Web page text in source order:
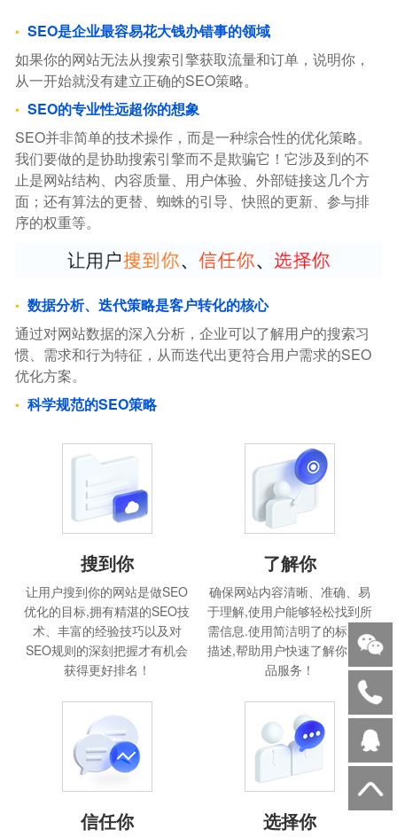
SEO是企业最容易花大钱办错事的领域
如果你的网站无法从搜索引擎获取流量和订单，说明你，
从一开始就没有建立正确的SEO策略。
SEO的专业性远超你的想象
SEO并非简单的技术操作，而是一种综合性的优化策略。
我们要做的是协助搜索引擎而不是欺骗它！它涉及到的不
止是网站结构、内容质量、用户体验、外部链接这几个方
面；还有算法的更替、蜘蛛的引导、快照的更新、参与排
序的权重等。
数据分析、迭代策略是客户转化的核心
通过对网站数据的深入分析，企业可以了解用户的搜索习
惯、需求和行为特征，从而迭代出更符合用户需求的SEO
优化方案。
科学规范的SEO策略
搜到你
让用户搜到你的网站是做SEO
优化的目标,拥有精湛的SEO技
术、丰富的经验技巧以及对
SEO规则的深刻把握才有机会
获得更好排名！
了解你
确保网站内容清晰、准确、易
于理解,使用户能够轻松找到所
需信息.使用简洁明了的标题和
描述,帮助用户快速了解你的产
品服务！
信任你 选择你